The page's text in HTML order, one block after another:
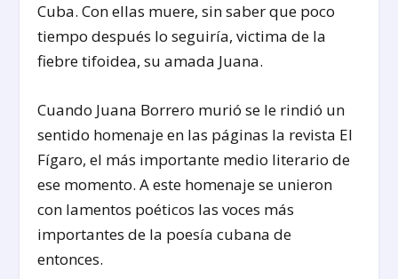
Cuba. Con ellas muere, sin saber que poco
tiempo después lo seguiría, victima de la
fiebre tifoidea, su amada Juana.
Cuando Juana Borrero murió se le rindió un
sentido homenaje en las páginas la revista El
Fígaro, el más importante medio literario de
ese momento. A este homenaje se unieron
con lamentos poéticos las voces más
importantes de la poesía cubana de
entonces.